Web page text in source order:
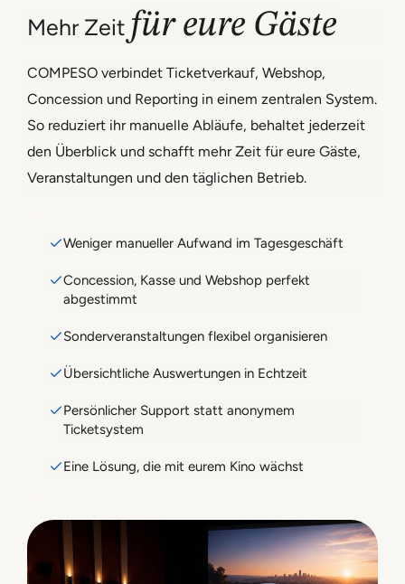
Mehr Zeit für eure Gäste
COMPESO verbindet Ticketverkauf, Webshop,
Concession und Reporting in einem zentralen System.
So reduziert ihr manuelle Abläufe, behaltet jederzeit
den Überblick und schafft mehr Zeit für eure Gäste,
Veranstaltungen und den täglichen Betrieb.
Weniger manueller Aufwand im Tagesgeschäft
Concession, Kasse und Webshop perfekt
abgestimmt
Sonderveranstaltungen flexibel organisieren
Übersichtliche Auswertungen in Echtzeit
Persönlicher Support statt anonymem
Ticketsystem
Eine Lösung, die mit eurem Kino wächst